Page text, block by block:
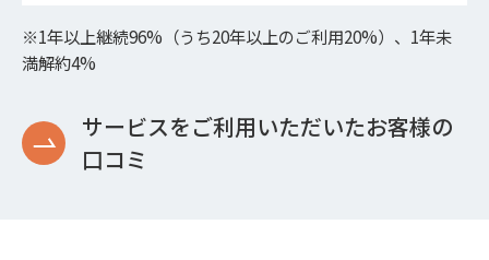
※1年以上継続96%（うち20年以上のご利用20%）、1年未
満解約4%
サービスをご利用いただいたお客様の
口コミ